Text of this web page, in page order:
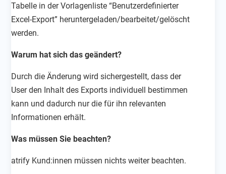
Tabelle in der Vorlagenliste “Benutzerdefinierter
Excel-Export” heruntergeladen/bearbeitet/gelöscht
werden.
Warum hat sich das geändert?
Durch die Änderung wird sichergestellt, dass der
User den Inhalt des Exports individuell bestimmen
kann und dadurch nur die für ihn relevanten
Informationen erhält.
Was müssen Sie beachten?
atrify Kund:innen müssen nichts weiter beachten.